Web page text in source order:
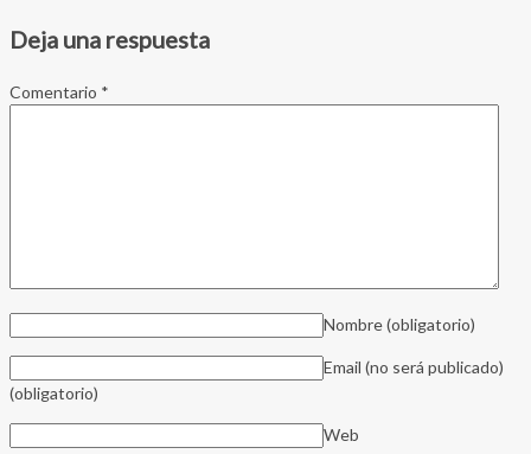
Deja una respuesta
Comentario *
Nombre(obligatorio)
Email (no será publicado)
(obligatorio)
Web